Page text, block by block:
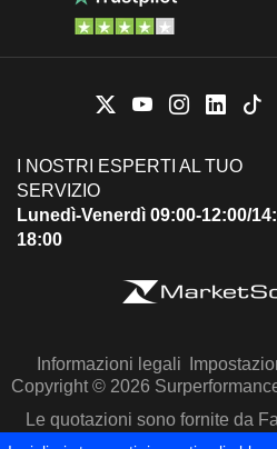
I NOSTRI ESPERTI AL TUO
SERVIZIO
Lunedì-Venerdì 09:00-12:00/
18:00
Informazioni legali
Copyright © 2026
Le quotazioni sono fornite da
Capital